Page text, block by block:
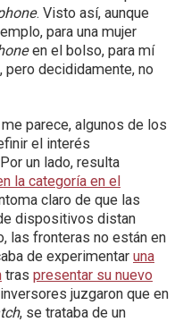
. Visto así, aunque
para una mujer
en el bolso, para mí
decididamente, no
parece, algunos de los
el interés
un lado, resulta
la categoría en el
claro de que las
dispositivos distan
las fronteras no están en
de experimentar una
tras presentar su nuevo
juzgaron que en
, se trataba de un